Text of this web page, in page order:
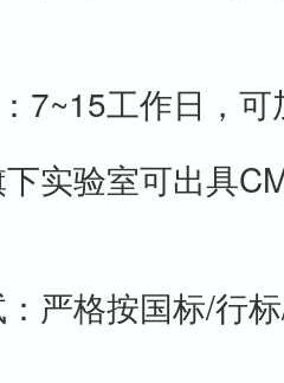
7~15工作日，
实验室可出具
严格按国标/行